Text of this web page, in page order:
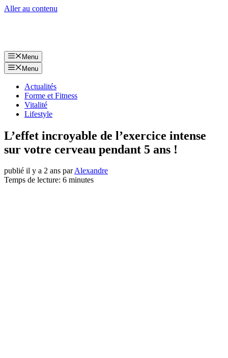
Aller au contenu
Menu
Menu
Actualités
Forme et Fitness
Vitalité
Lifestyle
L’effet incroyable de l’exercice intense
sur votre cerveau pendant 5 ans !
publié il y a 2 ans parAlexandre
Temps de lecture: 6 minutes